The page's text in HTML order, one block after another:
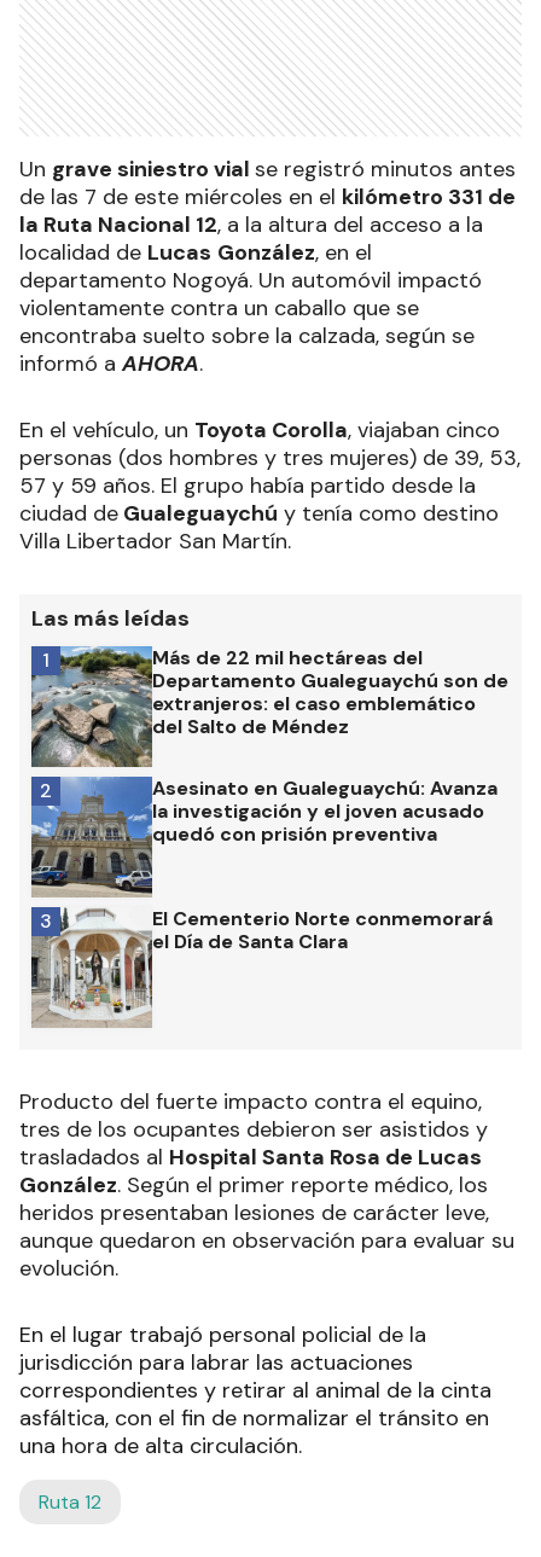
Un grave siniestro vial se registró minutos antes
de las 7 de este miércoles en el kilómetro 331 de
la Ruta Nacional 12, a la altura del acceso a la
localidad de Lucas González, en el
departamento Nogoyá. Un automóvil impactó
violentamente contra un caballo que se
encontraba suelto sobre la calzada, según se
informó aAHORA.
En el vehículo, un Toyota Corolla, viajaban cinco
personas (dos hombres y tres mujeres) de 39, 53,
57 y 59 años. El grupo había partido desde la
ciudad de Gualeguaychú y tenía como destino
Villa Libertador San Martín.
Las más leídas
Más de 22 mil hectáreas del
Departamento Gualeguaychú son de
extranjeros: el caso emblemático
del Salto de Méndez
1
Asesinato en Gualeguaychú: Avanza
la investigación y el joven acusado
quedó con prisión preventiva
2
El Cementerio Norte conmemorará
el Día de Santa Clara
3
Producto del fuerte impacto contra el equino,
tres de los ocupantes debieron ser asistidos y
trasladados al Hospital Santa Rosa de Lucas
González. Según el primer reporte médico, los
heridos presentaban lesiones de carácter leve,
aunque quedaron en observación para evaluar su
evolución.
En el lugar trabajó personal policial de la
jurisdicción para labrar las actuaciones
correspondientes y retirar al animal de la cinta
asfáltica, con el fin de normalizar el tránsito en
una hora de alta circulación.
Ruta 12